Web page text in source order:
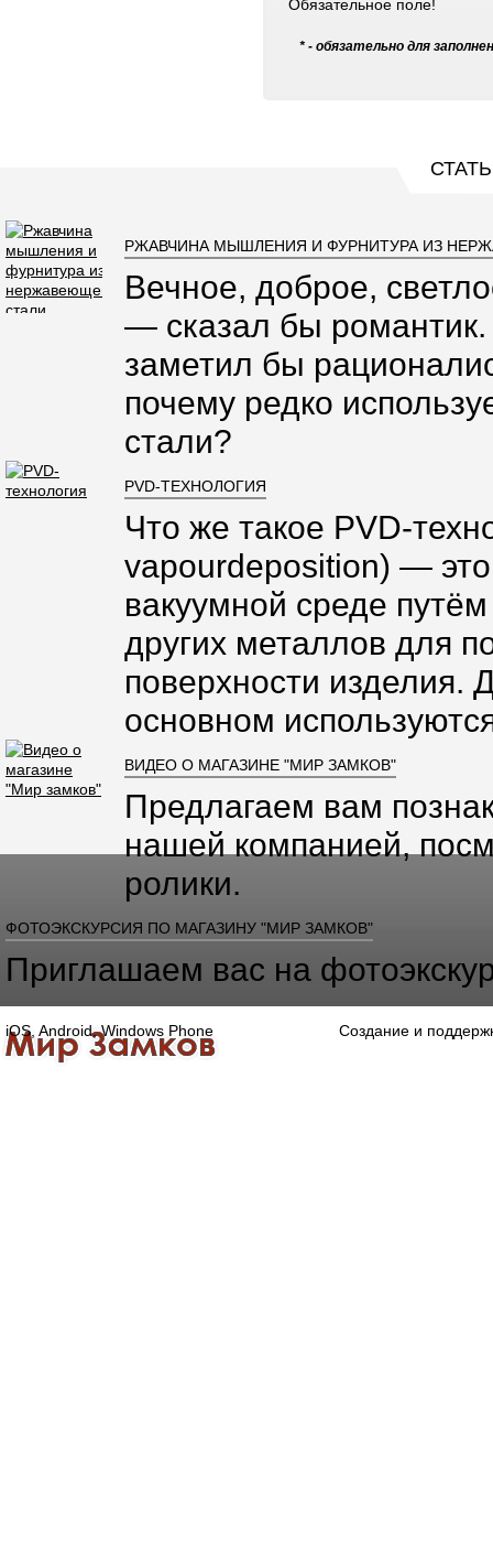
Обязательное поле!
* - обязательно для
РЖАВЧИНА МЫШЛЕНИЯ И ФУРНИТУРА ИЗ
Вечное, доброе,
— сказал бы
заметил бы
почему редко
стали?
PVD-ТЕХНОЛОГИЯ
Что же такое PVD-
vapourdeposition) —
вакуумной среде
других металлов для
поверхности изделия.
основном
ВИДЕО О МАГАЗИНЕ "МИР ЗАМКОВ"
Предлагаем вам
нашей компанией,
ролики.
ФОТОЭКСКУРСИЯ ПО МАГАЗИНУ "МИР ЗАМКОВ"
Приглашаем вас на
Главная
Каталог
iOS, Android, Windows Phone Создание и